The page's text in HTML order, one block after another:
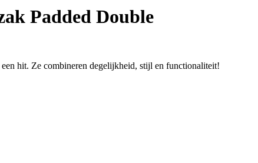
Padded Double
hit. Ze combineren degelijkheid, stijl en functionaliteit!